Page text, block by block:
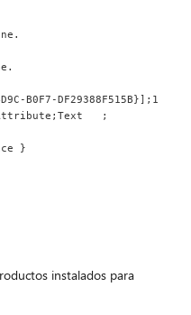
;
}
instalados para